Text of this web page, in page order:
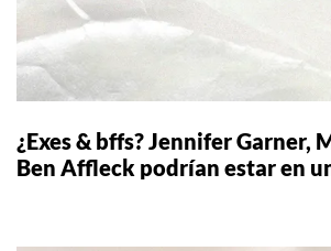
¿Exes & bffs? Jennifer Garner,
Ben Affleck podrían estar en